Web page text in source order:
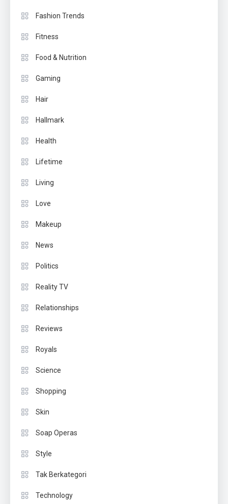
Fashion Trends
Fitness
Food & Nutrition
Gaming
Hair
Hallmark
Health
Lifetime
Living
Love
Makeup
News
Politics
Reality TV
Relationships
Reviews
Royals
Science
Shopping
Skin
Soap Operas
Style
Tak Berkategori
Technology